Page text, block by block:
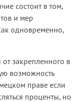
состоит в том,
и мер
одновременно,
закрепленного в
возможность
праве если
проценты, но